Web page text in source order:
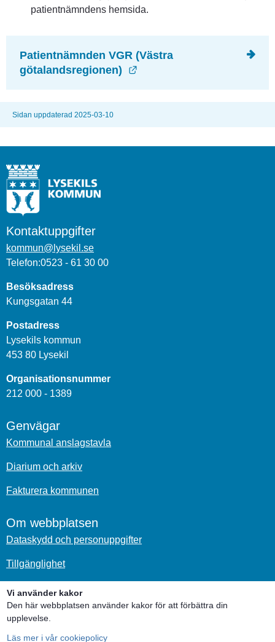
Vi använder kakor
Den här webbplatsen använder kakor för att förbättra din
upplevelse.
Läs mer i vår cookiepolicy
patientnämndens hemsida.
Patientnämnden VGR (Västra
götalandsregionen)
Sidan uppdaterad 2025-03-10
Kontaktuppgifter
kommun@lysekil.se
Telefon:0523 - 61 30 00
Besöksadress
Kungsgatan 44
Postadress
Lysekils kommun
453 80 Lysekil
Organisationsnummer
212 000 - 1389
Genvägar
Kommunal anslagstavla
Diarium och arkiv
Fakturera kommunen
Om webbplatsen
Dataskydd och personuppgifter
Tillgänglighet
Om kakor
Sociala medier